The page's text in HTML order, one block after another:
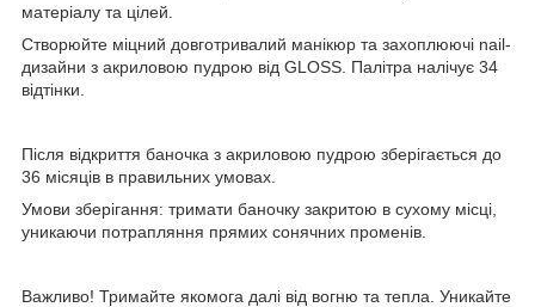
матеріалу та цілей.
Створюйте міцний довготривалий манікюр та захоплюючі nail-
дизайни з акриловою пудрою від GLOSS. Палітра налічує 34
відтінки.
Після відкриття баночка з акриловою пудрою зберігається до
36 місяців в правильних умовах.
Умови зберігання: тримати баночку закритою в сухому місці,
уникаючи потрапляння прямих сонячних променів.
Важливо! Тримайте якомога далі від вогню та тепла. Уникайте